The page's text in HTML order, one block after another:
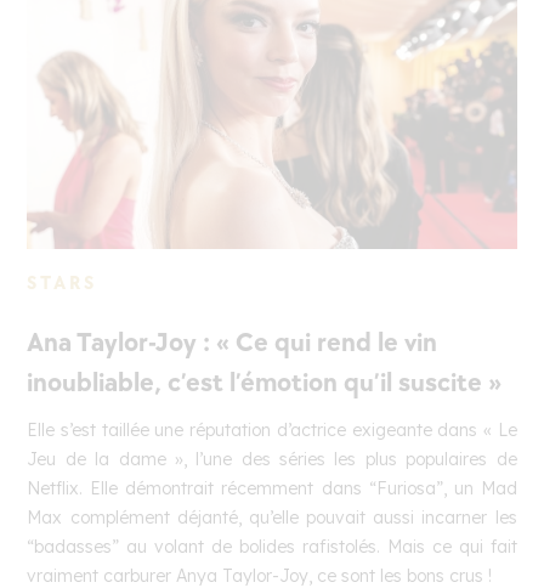
STARS
Ana Taylor-Joy : « Ce qui rend le vin
inoubliable, c’est l’émotion qu’il suscite »
Elle s’est taillée une réputation d’actrice exigeante dans « Le
Jeu de la dame », l’une des séries les plus populaires de
Netflix. Elle démontrait récemment dans “Furiosa”, un Mad
Max complément déjanté, qu’elle pouvait aussi incarner les
“badasses” au volant de bolides rafistolés. Mais ce qui fait
vraiment carburer Anya Taylor-Joy, ce sont les bons crus !